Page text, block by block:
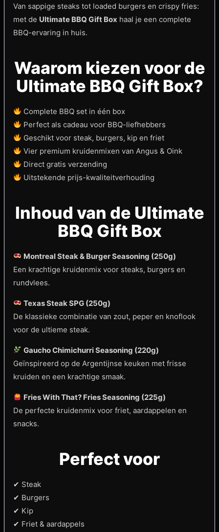
Van sappige steaks tot loaded burgers en crispy fries:
met de Ultimate BBQ Gift Box haal je een complete
BBQ-ervaring in huis.
Waarom kiezen voor de
Ultimate BBQ Gift Box?
Complete BBQ set in één box
Perfect als cadeau voor BBQ-liefhebbers
Geschikt voor steak, burgers, kip en friet
Vier premium kruidenmixen van Angus & Oink
Direct gratis verzending
Uitstekende prijs-kwaliteitverhouding
Inhoud van de Ultimate
BBQ Gift Box
Montreal Steak & Burger Seasoning (250g)
Een krachtige kruidenmix voor steaks, burgers en
rundvlees.
Texas Steak SPG (250g)
De klassieke combinatie van zout, peper en knoflook
voor de ultieme steak.
Gaucho Chimichurri Seasoning (220g)
Geïnspireerd op de Argentijnse keuken met frisse
kruiden en een krachtige smaak.
Fries With That? Fries Seasoning (225g)
De perfecte kruidenmix voor friet, aardappelen en
snacks.
Perfect voor
✔ Steak
✔ Burgers
✔ Kip
✔ Friet & aardappels